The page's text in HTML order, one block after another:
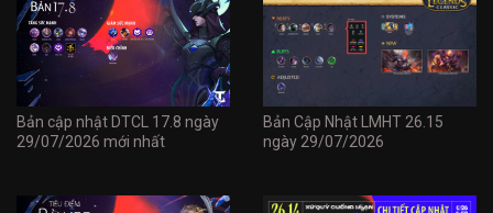
Bản cập nhật DTCL 17.8 ngày
29/07/2026 mới nhất
Bản Cập Nhật LMHT 26.15
ngày 29/07/2026